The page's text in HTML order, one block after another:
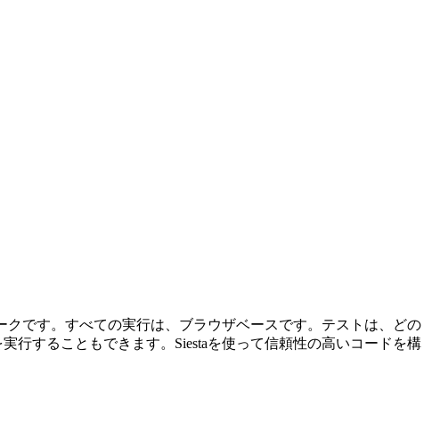
クです。すべての実行は、ブラウザベースです。テストは、どの
行することもできます。Siestaを使って信頼性の高いコードを構